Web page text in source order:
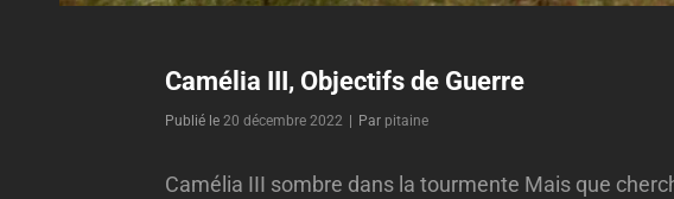
Camélia III, Objectifs de Guerre
Publié le20 décembre 2022 Par Byline
pitaine
Camélia III sombre dans la tourmente Mais que